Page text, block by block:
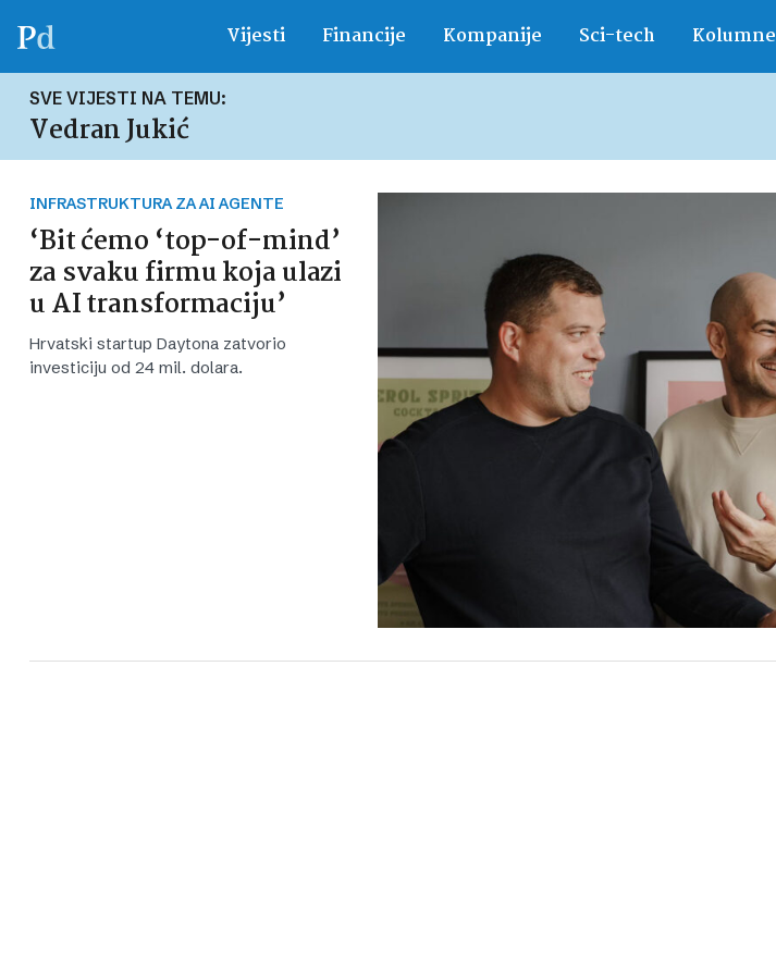
Vijesti Financije Kompanije Sci-tech Kolumne
SVE VIJESTI NA TEMU:
Vedran Jukić
INFRASTRUKTURA ZA AI AGENTE
‘Bit ćemo ‘top-of-mind’
za svaku firmu koja ulazi
u AI transformaciju’
Hrvatski startup Daytona zatvorio
investiciju od 24 mil. dolara.